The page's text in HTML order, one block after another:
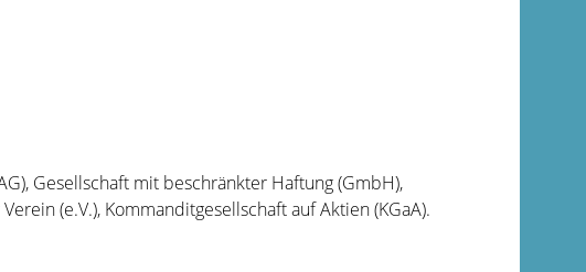
Gesellschaft mit beschränkter Haftung (GmbH),
(e.V.), Kommanditgesellschaft auf Aktien (KGaA).